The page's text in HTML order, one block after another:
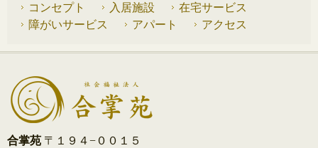
コンセプト 入居施設
在宅サービス
障がいサービス
アパート アクセス
合掌苑 〒１９４−００１５